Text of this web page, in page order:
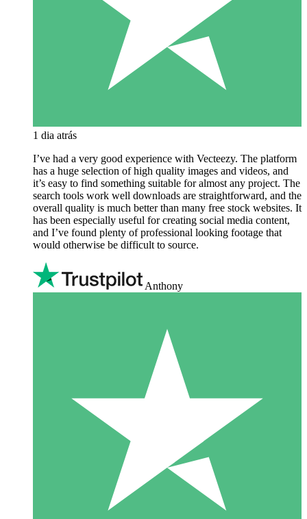
1 dia atrás
I’ve had a very good experience with Vecteezy. The platform
has a huge selection of high quality images and videos, and
it’s easy to find something suitable for almost any project. The
search tools work well downloads are straightforward, and the
overall quality is much better than many free stock websites. It
has been especially useful for creating social media content,
and I’ve found plenty of professional looking footage that
would otherwise be difficult to source.
Anthony